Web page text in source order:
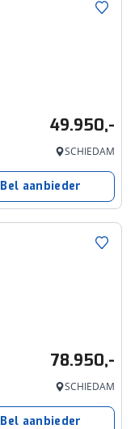
49.950,-
SCHIEDAM
Bel aanbieder
78.950,-
SCHIEDAM
Bel aanbieder